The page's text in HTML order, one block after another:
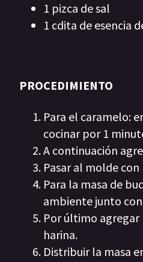
1 pizca de sal
1 cdita de esencia
PROCEDIMIENTO
Para el caramelo:
cocinar por 1
A continuación
Pasar al molde
Para la masa de
ambiente junto
Por último
harina.
Distribuir la masa